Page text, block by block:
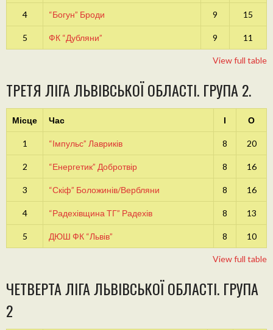
4 “Богун” Броди 9 15
5 ФК “Дубляни” 9 11
View full table
ТРЕТЯ ЛІГА ЛЬВІВСЬКОЇ ОБЛАСТІ. ГРУПА 2.
Місце Час І О
1 “Імпульс” Лавриків 8 20
2 “Енергетик” Добротвір 8 16
3 “Скіф” Боложинів/Вербляни 8 16
4 “Радехівщина ТГ” Радехів 8 13
5 ДЮШ ФК “Львів” 8 10
View full table
ЧЕТВЕРТА ЛІГА ЛЬВІВСЬКОЇ ОБЛАСТІ. ГРУПА
2